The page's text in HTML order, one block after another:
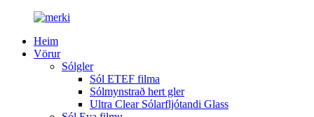
Heim
Vörur
Sólgler
Sól ETEF filma
Sólmynstrað hert gler
Ultra Clear Sólarfljótandi Glass